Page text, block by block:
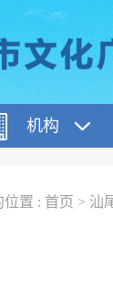
机构
位置 : 首页 > 汕